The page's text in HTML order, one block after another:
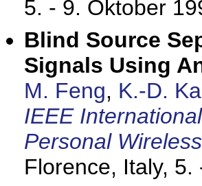
5. - 9. Oktober
Blind Source
Signals Using
M. Feng, K.-D.
IEEE
Personal
Florence, Italy, 5.